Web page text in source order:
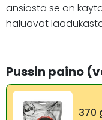
ansiosta se on
haluavat
Pussin paino
370